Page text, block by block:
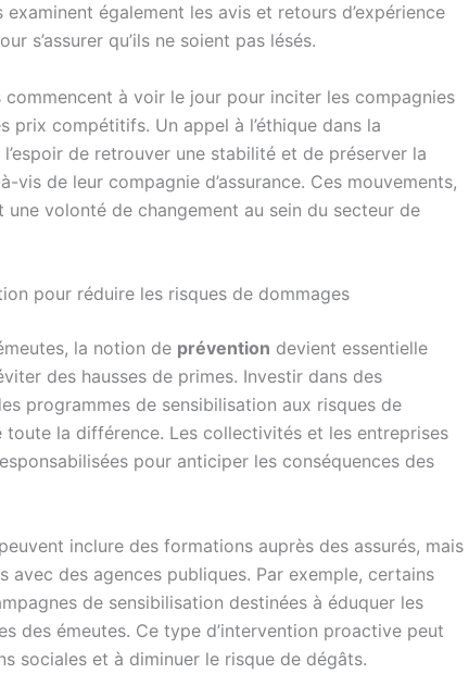
examinent également les avis et retours d’expérience
s’assurer qu’ils ne soient pas lésés.
commencent à voir le jour pour inciter les compagnies
prix compétitifs. Un appel à l’éthique dans la
de retrouver une stabilité et de préserver la
vis de leur compagnie d’assurance. Ces mouvements,
une volonté de changement au sein du secteur de
pour réduire les risques de dommages
la notion de prévention devient essentielle
des hausses de primes. Investir dans des
programmes de sensibilisation aux risques de
la différence. Les collectivités et les entreprises
pour anticiper les conséquences des
inclure des formations auprès des assurés, mais
avec des agences publiques. Par exemple, certains
de sensibilisation destinées à éduquer les
des émeutes. Ce type d’intervention proactive peut
sociales et à diminuer le risque de dégâts.